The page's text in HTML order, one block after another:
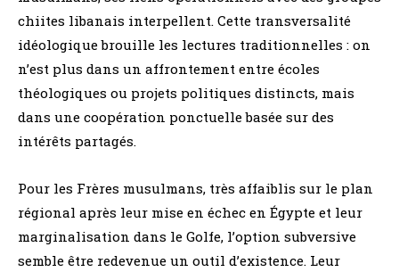
chiites libanais interpellent. Cette transversalité
idéologique brouille les lectures traditionnelles : on
n’est plus dans un affrontement entre écoles
théologiques ou projets politiques distincts, mais
dans une coopération ponctuelle basée sur des
intérêts partagés.
Pour les Frères musulmans, très affaiblis sur le plan
régional après leur mise en échec en Égypte et leur
marginalisation dans le Golfe, l’option subversive
semble être redevenue un outil d’existence. Leur